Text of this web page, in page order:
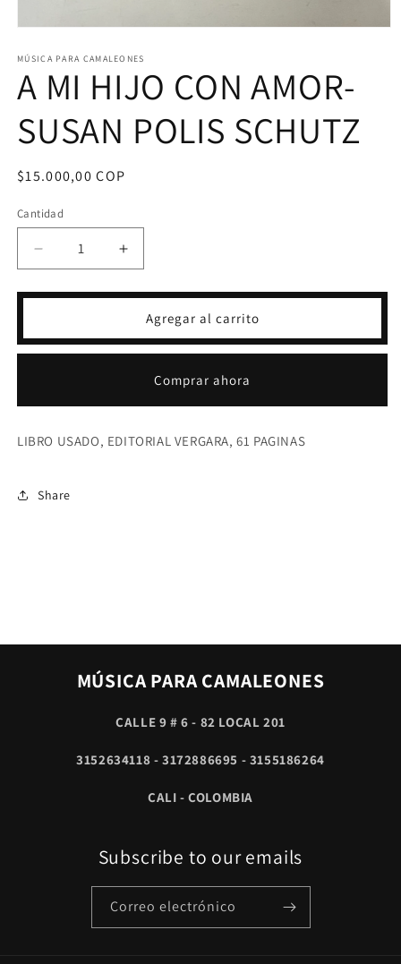
multimedia
en
una
modal
MÚSICA PARA CAMALEONES
A MI HIJO CON AMOR-
SUSAN POLIS SCHUTZ
Precio
$15.000,00 COP
Cantidad
Reducir
cantidad
para
HIJO
SUSAN
SCHUTZ
Aumentar
cantidad
para
HIJO
AMOR-
SUSAN
SCHUTZ
Agregar al carrito
Comprar ahora
LIBRO USADO, EDITORIAL VERGARA, 61 PAGINAS
Share
MÚSICA PARA CAMALEONES
CALLE 9 # 6 - 82 LOCAL 201
3152634118 - 3172886695 - 3155186264
CALI - COLOMBIA
Subscribe to our emails
Correo electrónico